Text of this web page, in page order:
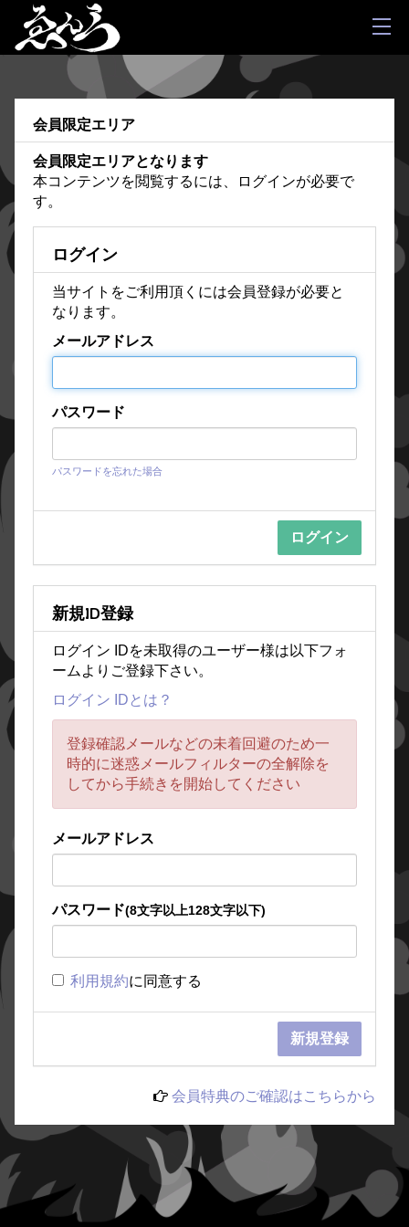
会員限定エリア
会員限定エリアとなります
本コンテンツを閲覧するには、ログインが必要で
す。
ログイン
当サイトをご利用頂くには会員登録が必要と
なります。
メールアドレス
パスワード
パスワードを忘れた場合
新規ID登録
ログイン IDを未取得のユーザー様は以下フォ
ームよりご登録下さい。
ログイン IDとは？
登録確認メールなどの未着回避のため一
時的に迷惑メールフィルターの全解除を
してから手続きを開始してください
メールアドレス
パスワード(8文字以上128文字以下)
利用規約に同意する
会員特典のご確認はこちらから